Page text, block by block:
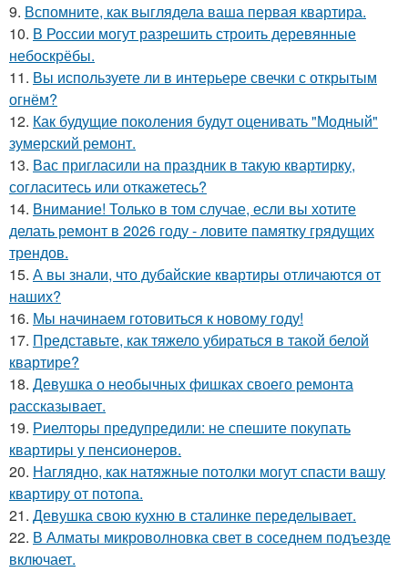
9. Вспомните, как выглядела ваша первая квартира.
10. В России могут разрешить строить деревянные
небоскрёбы.
11. Вы используете ли в интерьере свечки с открытым
огнём?
12. Как будущие поколения будут оценивать "Модный"
зумерский ремонт.
13. Вас пригласили на праздник в такую квартирку,
согласитесь или откажетесь?
14. Внимание! Только в том случае, если вы хотите
делать ремонт в 2026 году - ловите памятку грядущих
трендов.
15. А вы знали, что дубайские квартиры отличаются от
наших?
16. Мы начинаем готовиться к новому году!
17. Представьте, как тяжело убираться в такой белой
квартире?
18. Девушка о необычных фишках своего ремонта
рассказывает.
19. Риелторы предупредили: не спешите покупать
квартиры у пенсионеров.
20. Наглядно, как натяжные потолки могут спасти вашу
квартиру от потопа.
21. Девушка свою кухню в сталинке переделывает.
22. В Алматы микроволновка свет в соседнем подъезде
включает.